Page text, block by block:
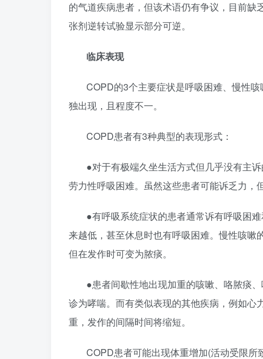
的气道疾病患者，但该术语仍有争议，目前
张剂逆转试验显示部分可逆。
临床表现
COPD的3个主要症状是呼吸困难、慢性
独出现，且程度不一。
COPD患者有3种典型的表现形式：
●对于有极端久坐生活方式但几乎没有主
劳力性呼吸困难。虽然这些患者可能诉乏力
●有呼吸系统症状的患者通常诉有呼吸困
来越低，甚至休息时也有呼吸困难。慢性咳
但在发作时可变为脓痰。
●患者间歇性地出现加重的咳嗽、咯脓痰
诊为哮喘。而有类似表现的其他疾病，例如
重，发作的间隔时间将缩短。
COPD患者可能出现体重增加(活动受限